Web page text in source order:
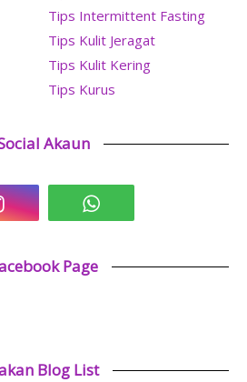
Tips Intermittent Fasting
Tips Kulit Jeragat
Tips Kulit Kering
Tips Kurus
Akaun
Page
Blog List